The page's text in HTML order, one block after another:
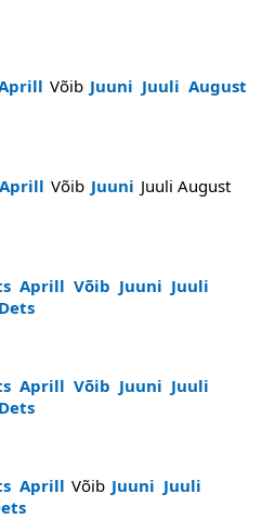
Võib Juuni Juuli August
Aprill Võib Juuni Juuli August
Aprill Võib Juuni Juuli
Dets
Aprill Võib Juuni Juuli
Dets
Aprill Võib Juuni Juuli